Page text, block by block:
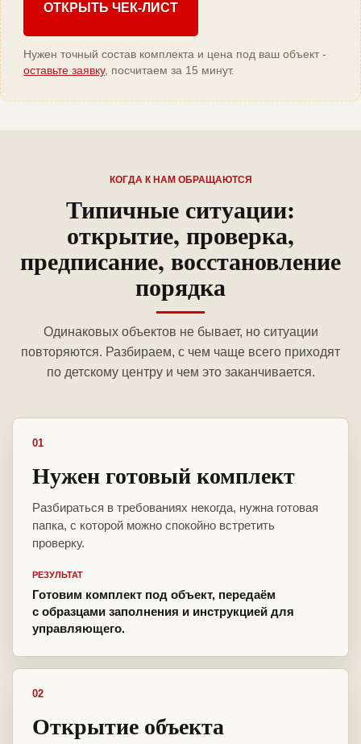
ОТКРЫТЬ ЧЕК-ЛИСТ
Нужен точный состав комплекта и цена под ваш объект -
оставьте заявку, посчитаем за 15 минут.
КОГДА К НАМ ОБРАЩАЮТСЯ
Типичные ситуации:
открытие, проверка,
предписание, восстановление
порядка
Одинаковых объектов не бывает, но ситуации
повторяются. Разбираем, с чем чаще всего приходят
по детскому центру и чем это заканчивается.
01
Нужен готовый комплект
Разбираться в требованиях некогда, нужна готовая
папка, с которой можно спокойно встретить
проверку.
РЕЗУЛЬТАТ
Готовим комплект под объект, передаём
с образцами заполнения и инструкцией для
управляющего.
02
Открытие объекта